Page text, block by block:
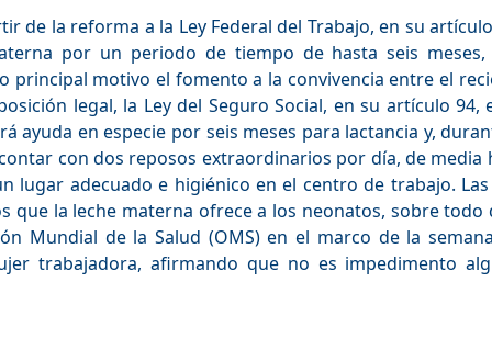
de la reforma a la Ley Federal del Trabajo, en su
por un periodo de tiempo de hasta seis
principal motivo el fomento a la convivencia entre el
legal, la Ley del Seguro Social, en su artículo
ayuda en especie por seis meses para lactancia y,
con dos reposos extraordinarios por día, de media
lugar adecuado e higiénico en el centro de trabajo.
que la leche materna ofrece a los neonatos, sobre
Mundial de la Salud (OMS) en el marco de la
trabajadora, afirmando que no es impedimento